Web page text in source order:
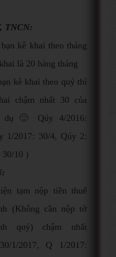
TNCN:
kê khai theo tháng
là 20 hàng tháng
kê khai theo quý thì
chậm nhất 30 của
dụ 🙁 Qúy 4/2016:
1/2017: 30/4, Qúy 2:
30/10 )
tạm nộp tiền thuế
(Không cần nộp tờ
quý) chậm nhất
1/2017, Q 1/2017: